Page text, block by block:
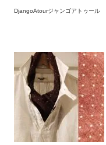
DjangoAtourジャンゴアトゥール